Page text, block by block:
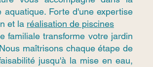
Forte d'une expertise
et la réalisation de piscines
familiale transforme votre jardin
maîtrisons chaque étape de
jusqu'à la mise en eau,